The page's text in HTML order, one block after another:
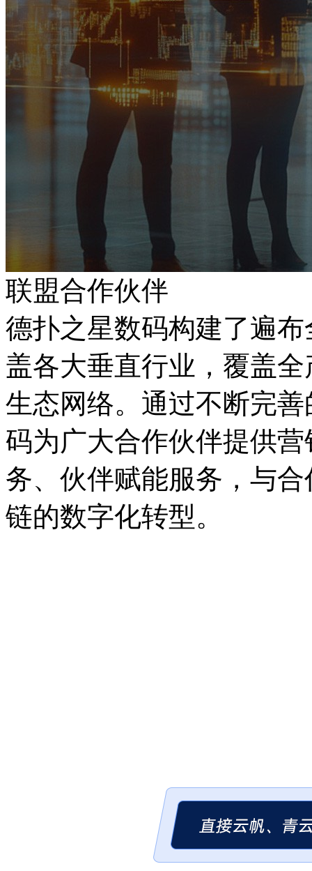
联盟合作伙伴
德扑之星数码构建了遍布全
盖各大垂直行业，覆盖
生态网络。通过不断完善
码为广大合作伙伴提供营
务、伙伴赋能服务，
链的数字化转型。